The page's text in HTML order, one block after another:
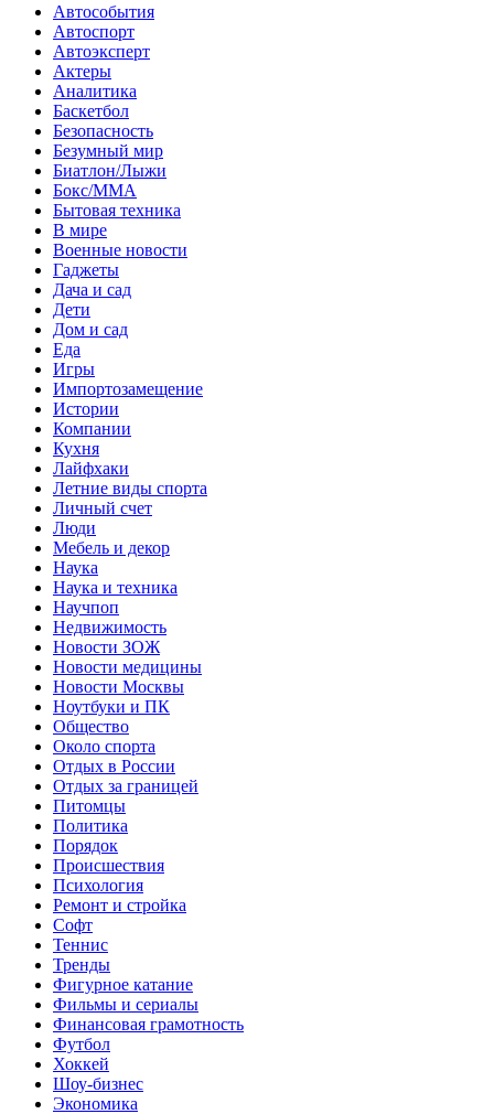
Автособытия
Автоспорт
Автоэксперт
Актеры
Аналитика
Баскетбол
Безопасность
Безумный мир
Биатлон/Лыжи
Бокс/MMA
Бытовая техника
В мире
Военные новости
Гаджеты
Дача и сад
Дети
Дом и сад
Еда
Игры
Импортозамещение
Истории
Компании
Кухня
Лайфхаки
Летние виды спорта
Личный счет
Люди
Мебель и декор
Наука
Наука и техника
Научпоп
Недвижимость
Новости ЗОЖ
Новости медицины
Новости Москвы
Ноутбуки и ПК
Общество
Около спорта
Отдых в России
Отдых за границей
Питомцы
Политика
Порядок
Происшествия
Психология
Ремонт и стройка
Софт
Теннис
Тренды
Фигурное катание
Фильмы и сериалы
Финансовая грамотность
Футбол
Хоккей
Шоу-бизнес
Экономика